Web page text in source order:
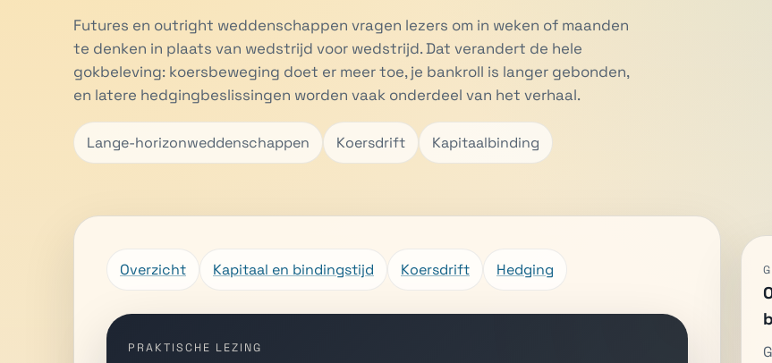
Futures en outright weddenschappen vragen lezers om in weken of maanden
te denken in plaats van wedstrijd voor wedstrijd. Dat verandert de hele
gokbeleving: koersbeweging doet er meer toe, je bankroll is langer gebonden,
en latere hedgingbeslissingen worden vaak onderdeel van het verhaal.
Lange-horizonweddenschappen Koersdrift Kapitaalbinding
Overzicht Kapitaal en bindingstijd Koersdrift Hedging
PRAKTISCHE LEZING